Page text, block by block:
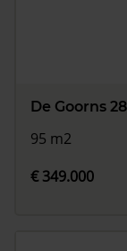
De Goorns
95 m2
€ 349.000